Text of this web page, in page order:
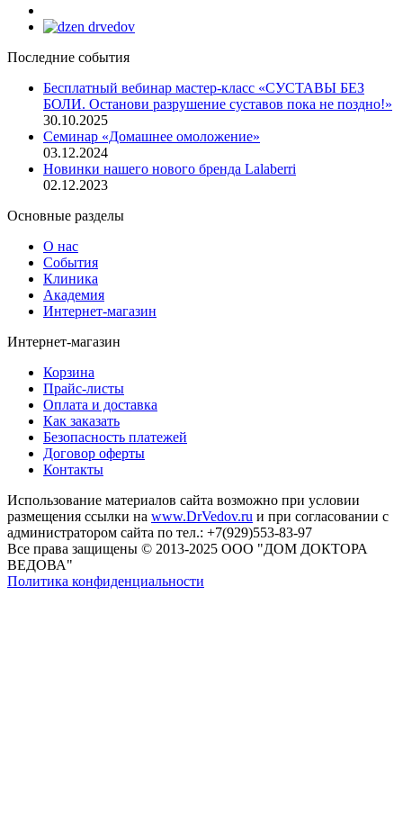
Последние события
Бесплатный вебинар мастер-класс «СУСТАВЫ БЕЗ
БОЛИ. Останови разрушение суставов пока не поздно!»
30.10.2025
Семинар «Домашнее омоложение»
03.12.2024
Новинки нашего нового бренда Lalaberri
02.12.2023
Основные разделы
О нас
События
Клиника
Академия
Интернет-магазин
Интернет-магазин
Корзина
Прайс-листы
Оплата и доставка
Как заказать
Безопасность платежей
Договор оферты
Контакты
Использование материалов сайта возможно при условии
размещения ссылки на www.DrVedov.ru и при согласовании с
администратором сайта по тел.: +7(929)553-83-97
Все права защищены © 2013-2025 ООО "ДОМ ДОКТОРА
ВЕДОВА"
Политика конфиденциальности